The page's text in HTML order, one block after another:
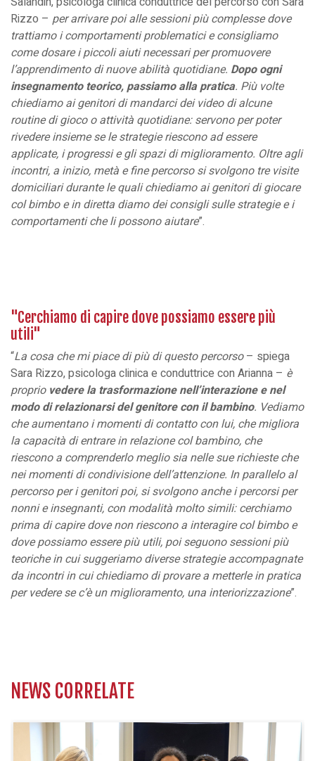
Rizzo – per arrivare poi alle sessioni più complesse dove
trattiamo i comportamenti problematici e consigliamo
come dosare i piccoli aiuti necessari per promuovere
l’apprendimento di nuove abilità quotidiane. Dopo ogni
insegnamento teorico, passiamo alla pratica. Più volte
chiediamo ai genitori di mandarci dei video di alcune
routine di gioco o attività quotidiane: servono per poter
rivedere insieme se le strategie riescono ad essere
applicate, i progressi e gli spazi di miglioramento. Oltre agli
incontri, a inizio, metà e fine percorso si svolgono tre visite
domiciliari durante le quali chiediamo ai genitori di giocare
col bimbo e in diretta diamo dei consigli sulle strategie e i
comportamenti che li possono aiutare”.
"Cerchiamo di capire dove possiamo essere più
utili"
“La cosa che mi piace di più di questo percorso– spiega
Sara Rizzo, psicologa clinica e conduttrice con Arianna – è
proprio vedere la trasformazione nell’interazione e nel
modo di relazionarsi del genitore con il bambino. Vediamo
che aumentano i momenti di contatto con lui, che migliora
la capacità di entrare in relazione col bambino, che
riescono a comprenderlo meglio sia nelle sue richieste che
nei momenti di condivisione dell’attenzione. In parallelo al
percorso per i genitori poi, si svolgono anche i percorsi per
nonni e insegnanti, con modalità molto simili: cerchiamo
prima di capire dove non riescono a interagire col bimbo e
dove possiamo essere più utili, poi seguono sessioni più
teoriche in cui suggeriamo diverse strategie accompagnate
da incontri in cui chiediamo di provare a metterle in pratica
per vedere se c’è un miglioramento, una interiorizzazione”.
NEWS CORRELATE